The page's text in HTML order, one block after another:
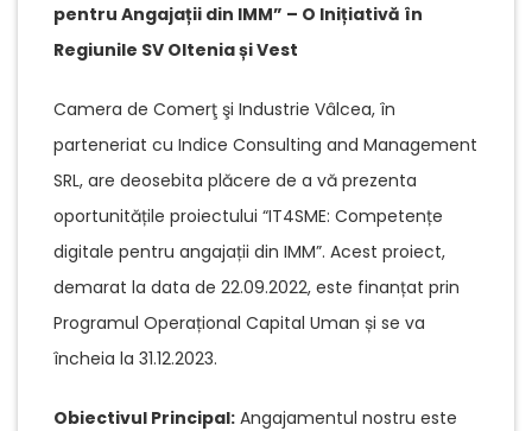
pentru Angajații din IMM” – O Inițiativă în
Regiunile SV Oltenia și Vest
Camera de Comerţ şi Industrie Vâlcea, în
parteneriat cu Indice Consulting and Management
SRL, are deosebita plăcere de a vă prezenta
oportunitățile proiectului “IT4SME: Competențe
digitale pentru angajații din IMM”. Acest proiect,
demarat la data de 22.09.2022, este finanțat prin
Programul Operațional Capital Uman și se va
încheia la 31.12.2023.
Obiectivul Principal: Angajamentul nostru este